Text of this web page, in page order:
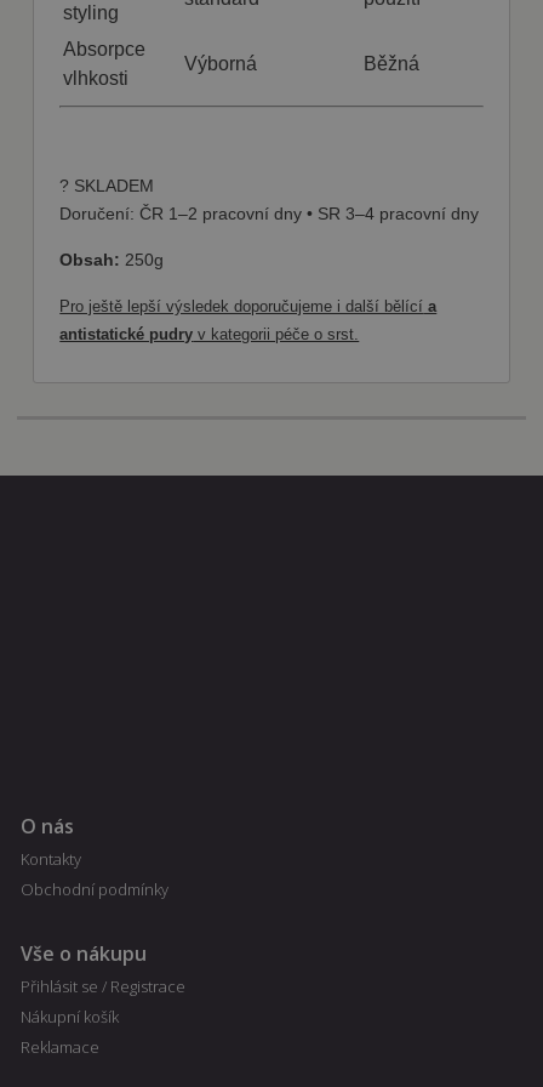
styling
Absorpce
vlhkosti
Výborná Běžná
? SKLADEM
Doručení: ČR 1–2 pracovní dny • SR 3–4 pracovní dny
Obsah: 250g
Pro ještě lepší výsledek doporučujeme i další bělící a
antistatické pudry v kategorii péče o srst.
O nás
Kontakty
Obchodní podmínky
Vše o nákupu
Přihlásit se / Registrace
Nákupní košík
Reklamace
(kterou vlastní
společnost
zjistila, zda
cookie.